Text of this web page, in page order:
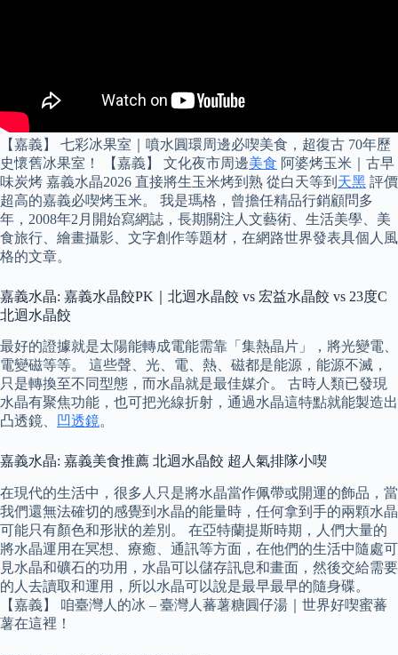
【嘉義】 七彩冰果室｜噴水圓環周邊必喫美食，超復古 70年歷
史懷舊冰果室！ 【嘉義】 文化夜市周邊美食 阿婆烤玉米｜古早
味炭烤 嘉義水晶2026 直接將生玉米烤到熟 從白天等到 天黑 評價
超高的嘉義必喫烤玉米。 我是瑪格，曾擔任精品行銷顧問多
年，2008年2月開始寫網誌，長期關注人文藝術、生活美學、美
食旅行、繪畫攝影、文字創作等題材，在網路世界發表具個人風
格的文章。
嘉義水晶: 嘉義水晶餃PK｜北迴水晶餃 vs 宏益水晶餃 vs 23度C
北迴水晶餃
最好的證據就是太陽能轉成電能需靠「集熱晶片」，將光變電、
電變磁等等。 這些聲、光、電、熱、磁都是能源，能源不滅，
只是轉換至不同型態，而水晶就是最佳媒介。 古時人類已發現
水晶有聚焦功能，也可把光線折射，通過水晶這特點就能製造出
凸透鏡、
凹透鏡。
嘉義水晶: 嘉義美食推薦 北迴水晶餃 超人氣排隊小喫
在現代的生活中，很多人只是將水晶當作佩帶或開運的飾品，當
我們還無法確切的感覺到水晶的能量時，任何拿到手的兩顆水晶
可能只有顏色和形狀的差別。 在亞特蘭提斯時期，人們大量的
將水晶運用在冥想、療癒、通訊等方面，在他們的生活中隨處可
見水晶和礦石的功用，水晶可以儲存訊息和畫面，然後交給需要
的人去讀取和運用，所以水晶可以說是最早最早的隨身碟。
【嘉義】 咱臺灣人的冰 – 臺灣人蕃薯糖圓仔湯｜世界好喫蜜蕃
薯在這裡！